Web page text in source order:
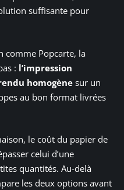
suffisante pour
comme Popcarte, la
: l’impression
homogène sur un
au bon format livrées
le coût du papier de
celui d’une
quantités. Au-delà
les deux options avant